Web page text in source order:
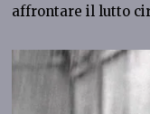
affrontare il lutto